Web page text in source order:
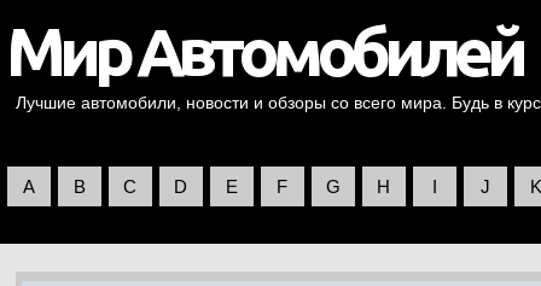
Лучшие автомобили, новости и обзоры со всего мира. Будь в
A B C D E F G H I J K